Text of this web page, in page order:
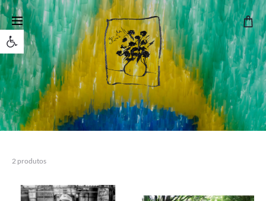
Open toolbar
2 produtos